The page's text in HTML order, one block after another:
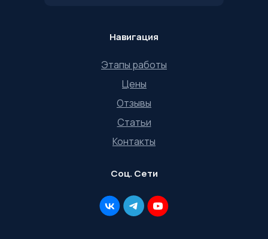
Отзывы
Контакты
Цены
Статьи
Навигация
Этапы работы
Соц. Сети